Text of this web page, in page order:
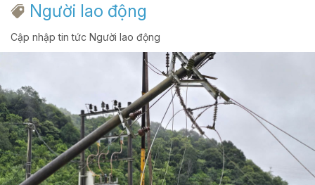
Người lao động
Cập nhập tin tức Người lao động